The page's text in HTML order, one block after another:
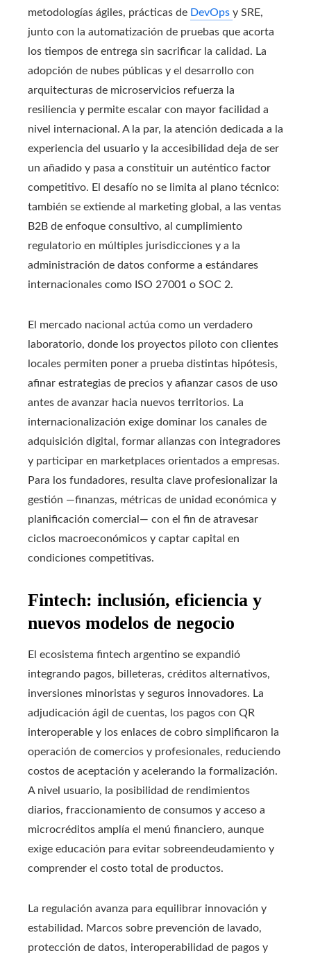
metodologías ágiles, prácticas de DevOps y SRE,
junto con la automatización de pruebas que acorta
los tiempos de entrega sin sacrificar la calidad. La
adopción de nubes públicas y el desarrollo con
arquitecturas de microservicios refuerza la
resiliencia y permite escalar con mayor facilidad a
nivel internacional. A la par, la atención dedicada a la
experiencia del usuario y la accesibilidad deja de ser
un añadido y pasa a constituir un auténtico factor
competitivo. El desafío no se limita al plano técnico:
también se extiende al marketing global, a las ventas
B2B de enfoque consultivo, al cumplimiento
regulatorio en múltiples jurisdicciones y a la
administración de datos conforme a estándares
internacionales como ISO 27001 o SOC 2.
El mercado nacional actúa como un verdadero
laboratorio, donde los proyectos piloto con clientes
locales permiten poner a prueba distintas hipótesis,
afinar estrategias de precios y afianzar casos de uso
antes de avanzar hacia nuevos territorios. La
internacionalización exige dominar los canales de
adquisición digital, formar alianzas con integradores
y participar en marketplaces orientados a empresas.
Para los fundadores, resulta clave profesionalizar la
gestión —finanzas, métricas de unidad económica y
planificación comercial— con el fin de atravesar
ciclos macroeconómicos y captar capital en
condiciones competitivas.
Fintech: inclusión, eficiencia y
nuevos modelos de negocio
El ecosistema fintech argentino se expandió
integrando pagos, billeteras, créditos alternativos,
inversiones minoristas y seguros innovadores. La
adjudicación ágil de cuentas, los pagos con QR
interoperable y los enlaces de cobro simplificaron la
operación de comercios y profesionales, reduciendo
costos de aceptación y acelerando la formalización.
A nivel usuario, la posibilidad de rendimientos
diarios, fraccionamiento de consumos y acceso a
microcréditos amplía el menú financiero, aunque
exige educación para evitar sobreendeudamiento y
comprender el costo total de productos.
La regulación avanza para equilibrar innovación y
estabilidad. Marcos sobre prevención de lavado,
protección de datos, interoperabilidad de pagos y